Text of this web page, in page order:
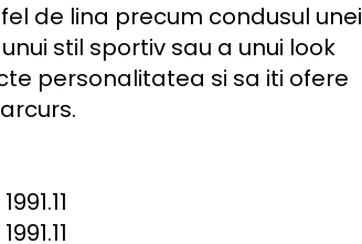
de lina precum condusul unei
stil sportiv sau a unui look
personalitatea si sa iti ofere